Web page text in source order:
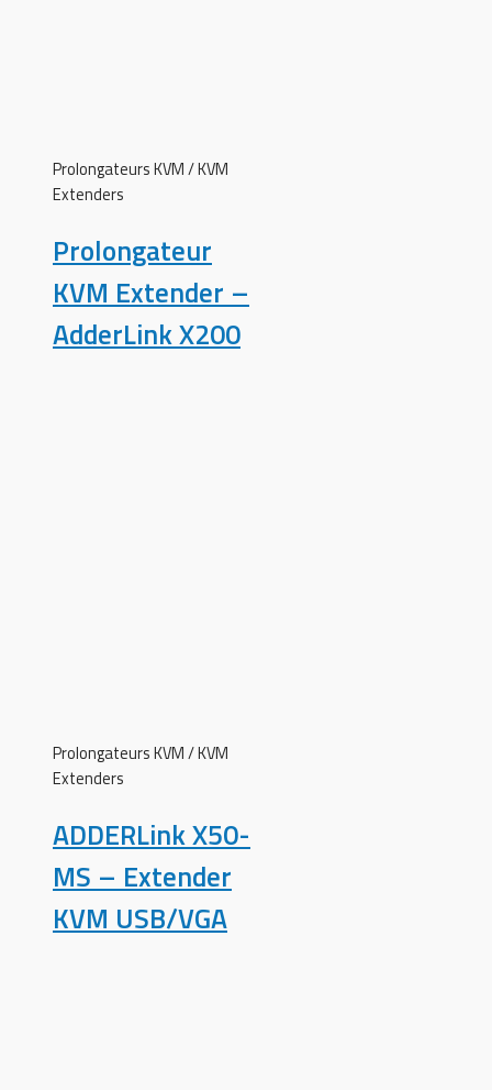
Prolongateurs KVM / KVM
Extenders
Prolongateur
KVM Extender –
AdderLink X200
Prolongateurs KVM / KVM
Extenders
ADDERLink X50-
MS – Extender
KVM USB/VGA